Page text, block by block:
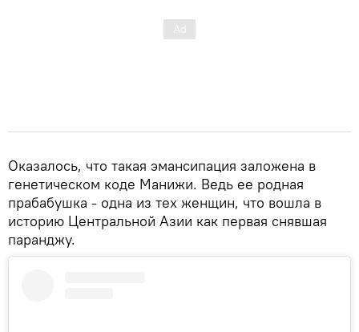
Оказалось, что такая эмансипация заложена в
генетическом коде Манижи. Ведь ее родная
прабабушка - одна из тех женщин, что вошла в
историю Центральной Азии как первая снявшая
паранджу.